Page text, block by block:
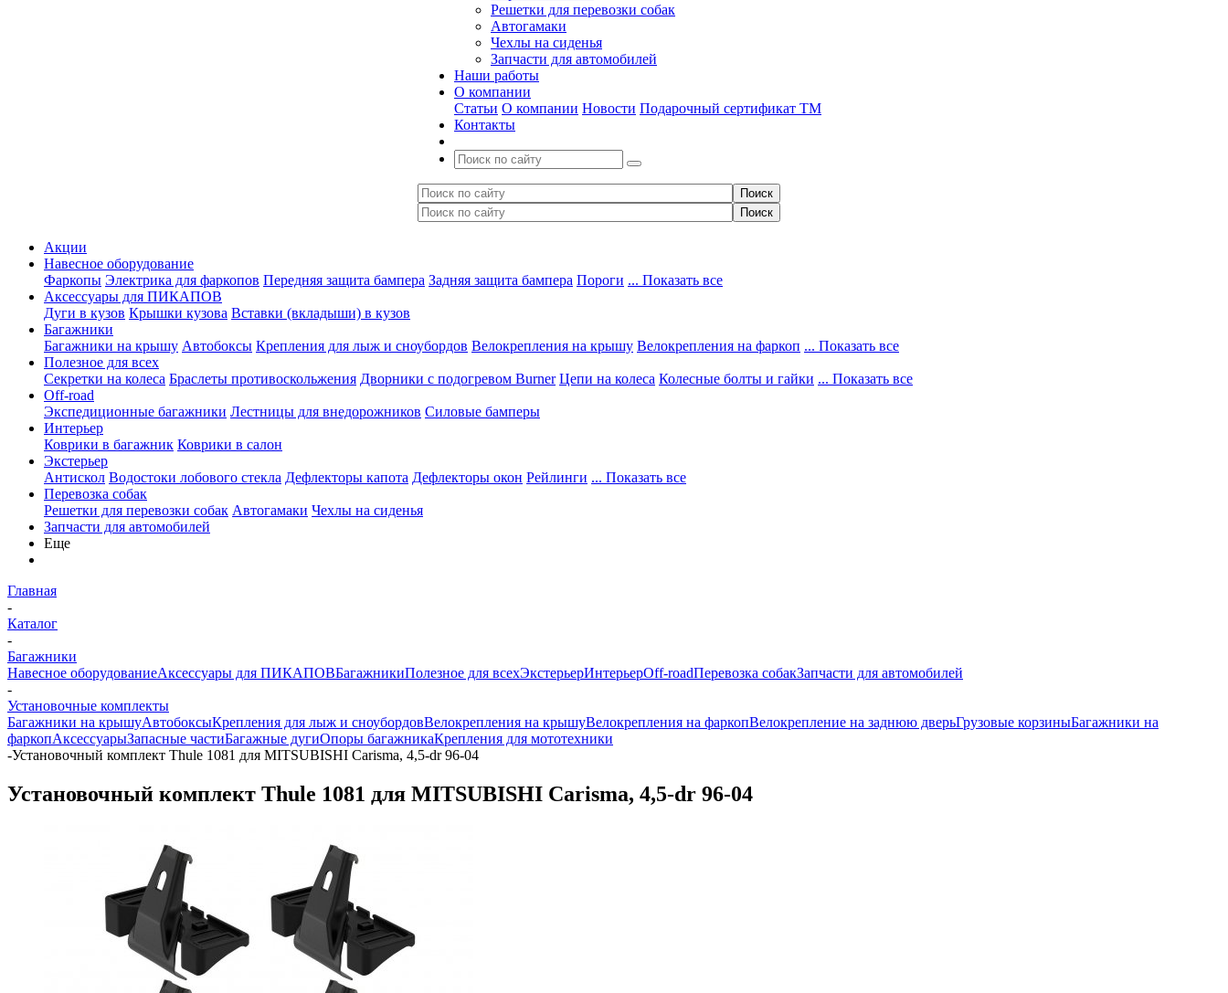
Решетки для перевозки собак
Автогамаки
Чехлы на сиденья
Запчасти для автомобилей
Наши работы
О компании
Статьи О компании Новости Подарочный сертификат ТМ
Контакты
Акции
Навесное оборудование
Фаркопы Электрика для фаркопов Передняя защита бампера Задняя защита бампера Пороги ... Показать все
Аксессуары для ПИКАПОВ
Дуги в кузов Крышки кузова Вставки (вкладыши) в кузов
Багажники
Багажники на крышу Автобоксы Крепления для лыж и сноубордов Велокрепления на крышу Велокрепления на фаркоп ... Показать все
Полезное для всех
Секретки на колеса Браслеты противоскольжения Дворники с подогревом Burner Цепи на колеса Колесные болты и гайки ... Показать все
Off-road
Экспедиционные багажники Лестницы для внедорожников Силовые бамперы
Интерьер
Коврики в багажник Коврики в салон
Экстерьер
Антискол Водостоки лобового стекла Дефлекторы капота Дефлекторы окон Рейлинги ... Показать все
Перевозка собак
Решетки для перевозки собак Автогамаки Чехлы на сиденья
Запчасти для автомобилей
Еще
Главная
-
Каталог
-
Багажники
Навесное оборудованиеАксессуары для ПИКАПОВБагажникиПолезное для всехЭкстерьерИнтерьерOff-roadПеревозка собакЗапчасти для автомобилей
-
Установочные комплекты
Багажники на крышуАвтобоксыКрепления для лыж и сноубордовВелокрепления на крышуВелокрепления на фаркопВелокрепление на заднюю дверьГрузовые корзиныБагажники на
фаркопАксессуарыЗапасные частиБагажные дугиОпоры багажникаКрепления для мототехники
-Установочный комплект Thule 1081 для MITSUBISHI Carisma, 4,5-dr 96-04
Установочный комплект Thule 1081 для MITSUBISHI Carisma, 4,5-dr 96-04